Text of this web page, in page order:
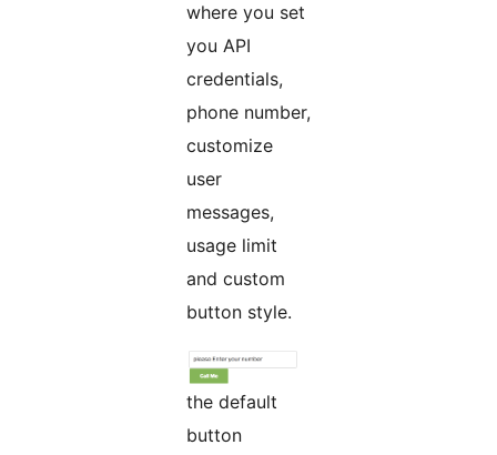
where you set
you API
credentials,
phone number,
customize
user
messages,
usage limit
and custom
button style.
the default
button